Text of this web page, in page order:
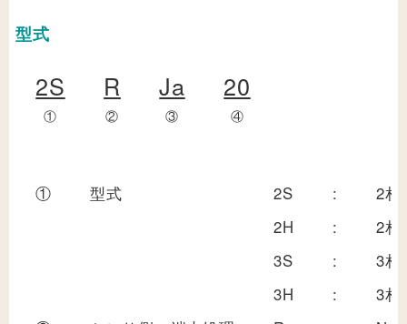
型式
2S R Ja 20
① ② ③ ④
① 型式 2S :
2相
2H
:
2相
3S
:
3相
3H
:
3相